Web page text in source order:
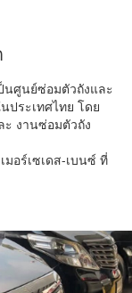
นศูนย์ซ่อมตัวถังและ
ประเทศไทย โดย
งานซ่อมตัวถัง
อร์เซเดส-เบนซ์ ที่